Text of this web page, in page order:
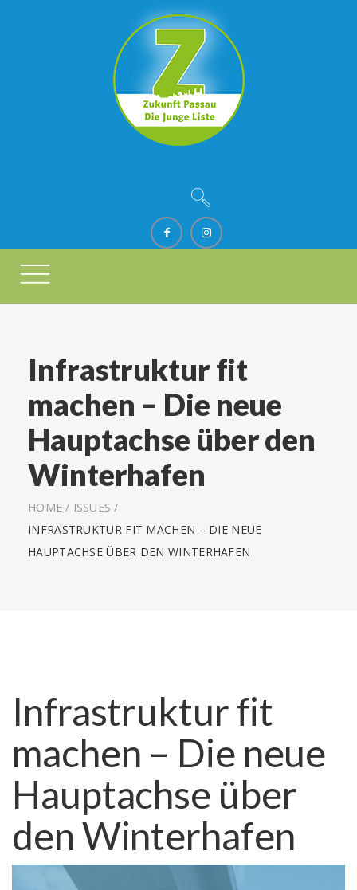
Infrastruktur fit
machen – Die neue
Hauptachse über den
Winterhafen
HOME / ISSUES /
INFRASTRUKTUR FIT MACHEN – DIE NEUE
HAUPTACHSE ÜBER DEN WINTERHAFEN
Infrastruktur fit
machen – Die neue
Hauptachse über
den Winterhafen